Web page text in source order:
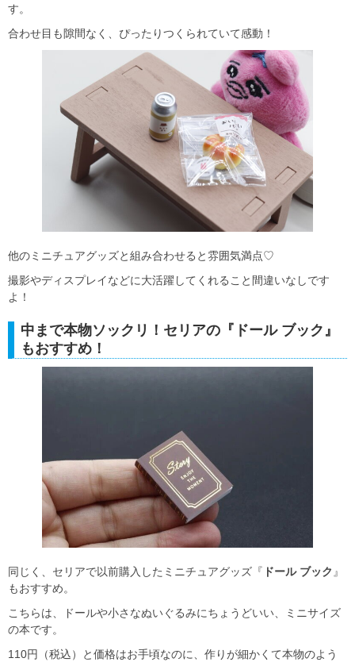
す。
合わせ目も隙間なく、ぴったりつくられていて感動！
他のミニチュアグッズと組み合わせると雰囲気満点♡
撮影やディスプレイなどに大活躍してくれること間違いなしです
よ！
中まで本物ソックリ！セリアの『ドール ブック』
もおすすめ！
同じく、セリアで以前購入したミニチュアグッズ『 ドール ブック 』
もおすすめ。
こちらは、ドールや小さなぬいぐるみにちょうどいい、ミニサイズ
の本です。
110円（税込）と価格はお手頃なのに、作りが細かくて本物のよう